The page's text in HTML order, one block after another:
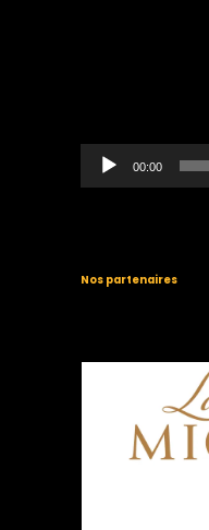
00:00
Nos partenaires